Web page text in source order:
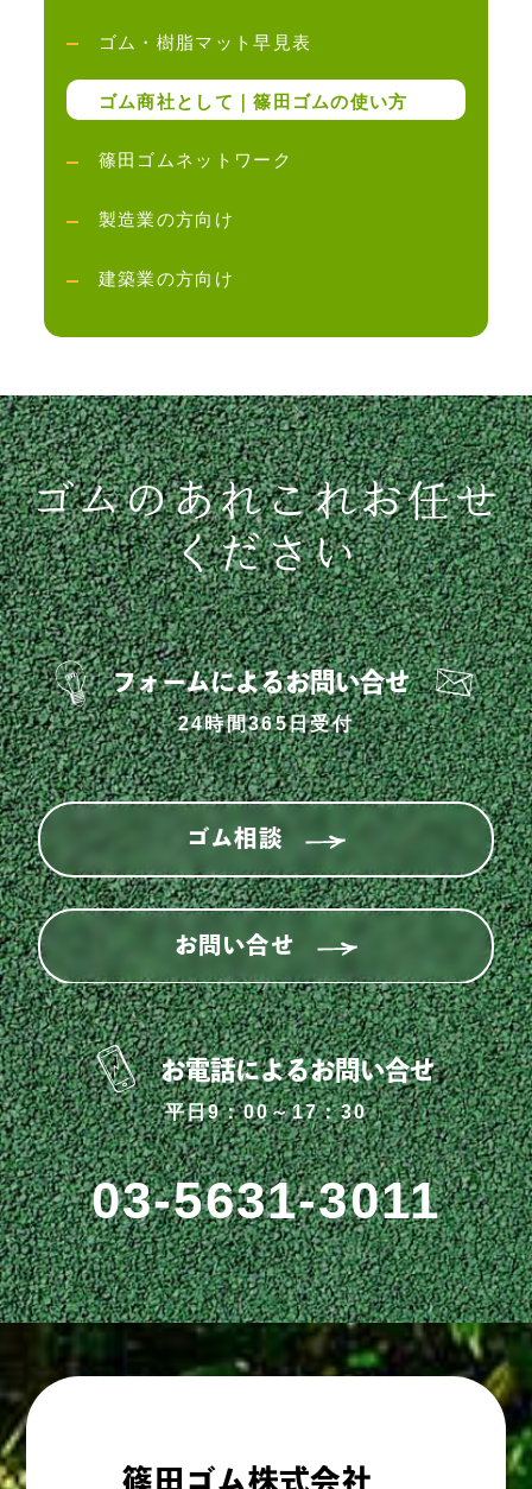
ゴム・樹脂マット早見表
ゴム商社として｜篠田ゴムの使い方
篠田ゴムネットワーク
製造業の方向け
建築業の方向け
ゴムのあれこれお任せ
ください
フォームによるお問い合せ
24時間365日受付
ゴム相談
お問い合せ
お電話によるお問い合せ
平日9：00～17：30
03-5631-3011
篠田ゴム株式会社